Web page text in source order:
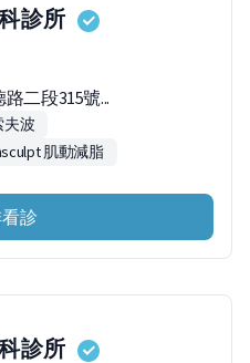
診所
二段315號...
夫波
肌動減脂
診
診所